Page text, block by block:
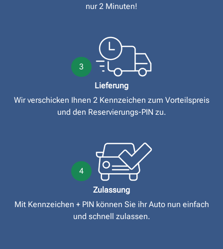
nur 2 Minuten!
3
Lieferung
Wir verschicken Ihnen 2 Kennzeichen zum Vorteilspreis
und den Reservierungs-PIN zu.
4
Zulassung
Mit Kennzeichen + PIN können Sie ihr Auto nun einfach
und schnell zulassen.